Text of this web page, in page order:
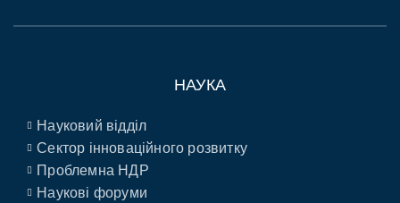
НАУКА
Науковий відділ
Сектор інноваційного розвитку
Проблемна НДР
Наукові форуми